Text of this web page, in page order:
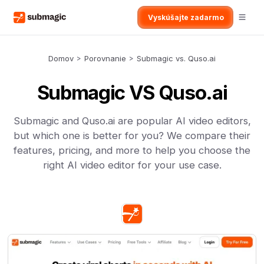
Vyskúšajte zadarmo
Domov > Porovnanie > Submagic vs. Quso.ai
Submagic VS Quso.ai
Submagic and Quso.ai are popular AI video editors,
but which one is better for you? We compare their
features, pricing, and more to help you choose the
right AI video editor for your use case.